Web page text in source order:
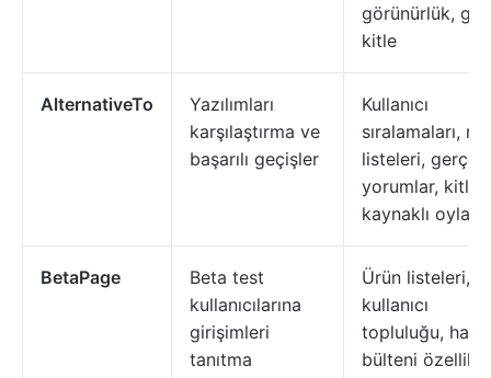
görünürlük,
kitle
AlternativeTo
Yazılımları
karşılaştırma ve
başarılı geçişler
Kullanıcı
sıralamaları,
listeleri, gerçek
yorumlar, kitle
kaynaklı oylar
BetaPage
Beta test
kullanıcılarına
girişimleri
tanıtma
Ürün listeleri,
kullanıcı
topluluğu,
bülteni